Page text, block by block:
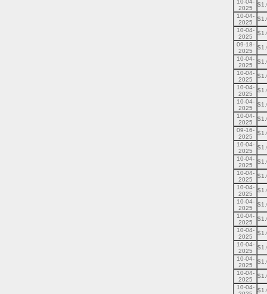
10-04-
2025
10-04-
2025
10-04-
2025
09-18-
2025
10-04-
2025
10-04-
2025
10-04-
2025
10-04-
2025
10-04-
2025
09-16-
2025
10-04-
2025
10-04-
2025
10-04-
2025
10-04-
2025
10-04-
2025
10-04-
2025
10-04-
2025
10-04-
2025
10-04-
2025
10-04-
2025
10-04-